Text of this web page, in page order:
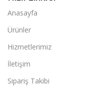
Anasayfa
Ürünler
Hizmetlerimiz
İletişim
Sipariş Takibi